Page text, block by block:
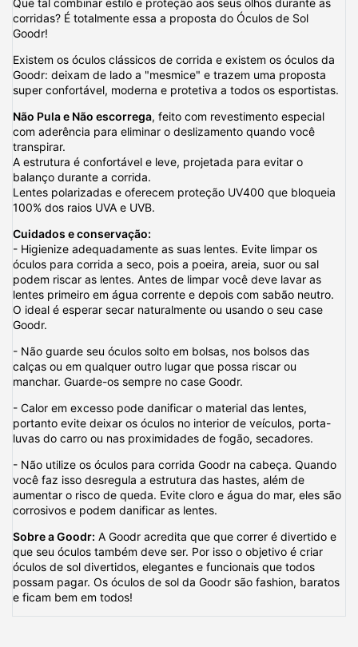
Que tal combinar estilo e proteção aos seus olhos durante as
corridas? É totalmente essa a proposta do Óculos de Sol
Goodr!
Existem os óculos clássicos de corrida e existem os óculos da
Goodr: deixam de lado a "mesmice" e trazem uma proposta
super confortável, moderna e protetiva a todos os esportistas.
Não Pula e Não escorrega, feito com revestimento especial
com aderência para eliminar o deslizamento quando você
transpirar.
A estrutura é confortável e leve, projetada para evitar o
balanço durante a corrida.
Lentes polarizadas e oferecem proteção UV400 que bloqueia
100% dos raios UVA e UVB.
Cuidados e conservação:
- Higienize adequadamente as suas lentes. Evite limpar os
óculos para corrida a seco, pois a poeira, areia, suor ou sal
podem riscar as lentes. Antes de limpar você deve lavar as
lentes primeiro em água corrente e depois com sabão neutro.
O ideal é esperar secar naturalmente ou usando o seu case
Goodr.
- Não guarde seu óculos solto em bolsas, nos bolsos das
calças ou em qualquer outro lugar que possa riscar ou
manchar. Guarde-os sempre no case Goodr.
- Calor em excesso pode danificar o material das lentes,
portanto evite deixar os óculos no interior de veículos, porta-
luvas do carro ou nas proximidades de fogão, secadores.
- Não utilize os óculos para corrida Goodr na cabeça. Quando
você faz isso desregula a estrutura das hastes, além de
aumentar o risco de queda. Evite cloro e água do mar, eles são
corrosivos e podem danificar as lentes.
Sobre a Goodr: A Goodr acredita que que correr é divertido e
que seu óculos também deve ser. Por isso o objetivo é criar
óculos de sol divertidos, elegantes e funcionais que todos
possam pagar. Os óculos de sol da Goodr são fashion, baratos
e ficam bem em todos!